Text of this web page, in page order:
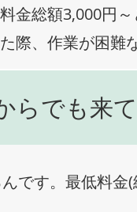
金総額3,000円～
際、作業が困難
らでも来
です。最低料金